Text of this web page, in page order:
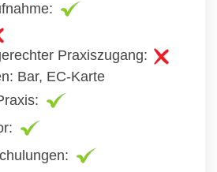
Praxiszugang:
Bar, EC-Karte